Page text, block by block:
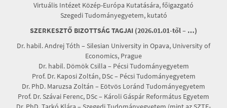
Virtuális Intézet Közép-Európa Kutatására, főigazgató
Szegedi Tudományegyetem, kutató
SZERKESZTŐ BIZOTTSÁG TAGJAI (2026.01.01-től – …)
Dr. habil. Andrej Tóth – Silesian University in Opava, University of
Economics, Prague
Dr. habil. Dömök Csilla – Pécsi Tudományegyetem
Prof. Dr. Kaposi Zoltán, DSc – Pécsi Tudományegyetem
Dr. PhD. Maruzsa Zoltán – Eötvös Loránd Tudományegyetem
Prof. Dr. Szávai Ferenc, DSc – Károli Gáspár Református Egyetem